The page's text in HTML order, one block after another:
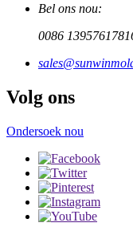
Bel ons nou:
0086
Volg ons
Ondersoek nou